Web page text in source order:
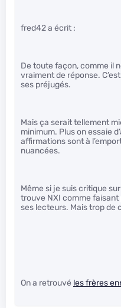
fred42 a écrit :
De toute façon, comme il
vraiment de réponse.
ses préjugés.
Mais ça serait tellement
minimum. Plus on essaie
affirmations sont à
nuancées.
Même si je suis critique
trouve NXI comme faisant
ses lecteurs. Mais trop de
On a retrouvé les frères